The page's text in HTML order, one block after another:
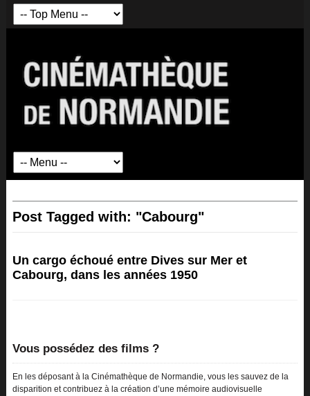
Post Tagged with: "Cabourg"
Un cargo échoué entre Dives sur Mer et
Cabourg, dans les années 1950
Vous possédez des films ?
En les déposant à la Cinémathèque de Normandie, vous les sauvez de la
disparition et contribuez à la création d’une mémoire audiovisuelle